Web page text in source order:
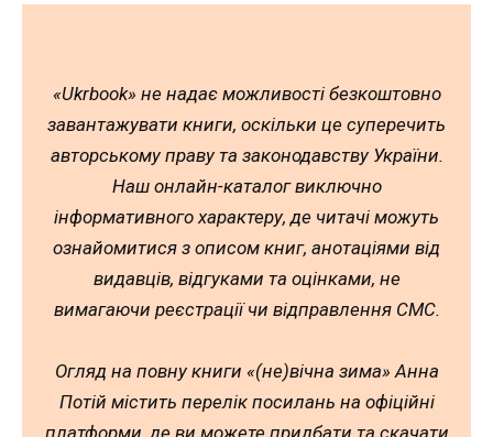
«Ukrbook» не надає можливості безкоштовно
завантажувати книги, оскільки це суперечить
авторському праву та законодавству України.
Наш онлайн-каталог виключно
інформативного характеру, де читачі можуть
ознайомитися з описом книг, анотаціями від
видавців, відгуками та оцінками, не
вимагаючи реєстрації чи відправлення СМС.
Огляд на повну книги «(не)вічна зима» Анна
Потій містить перелік посилань на офіційні